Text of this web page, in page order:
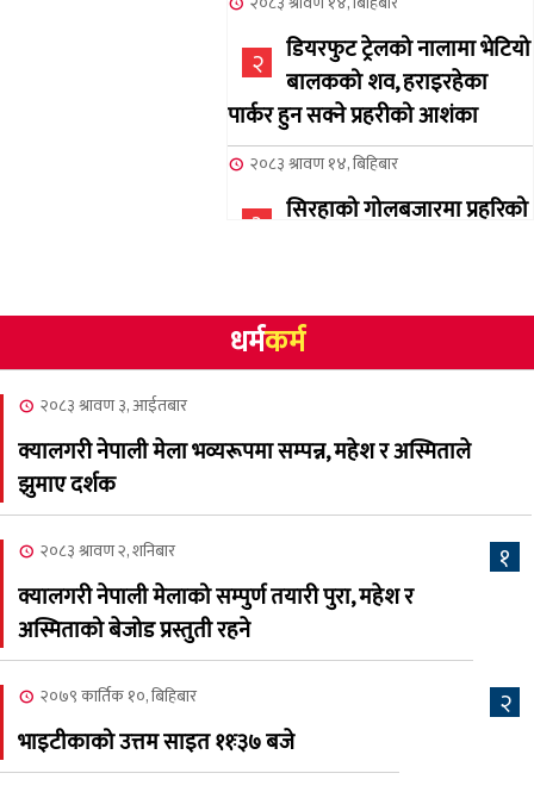
२
डियरफुट ट्रेलको नालामा भेटियो
बालकको शव, हराइरहेका
पार्कर हुन सक्ने प्रहरीको आशंका
२०८३ श्रावण १४, बिहिबार
३
सिरहाको गोलबजारमा प्रहरिको
४
NCSC को अध्यक्षमा घनेन्द्र
न्यौपाने बिजयी
नेप्लिज सोसाइटि अफ
२०८३ श्रावण ६, बुधबार
कामना खबर पत्रिका
७ क्यालगरी नेपाली मेला
धर्मकर्म
२०८३ श्रावण ३, आईतबार
क्यालगरी नेपाली मेला भव्यरूपमा सम्पन्न, महेश र अस्मिताले
झुमाए दर्शक
१
२०८३ श्रावण २, शनिबार
क्यालगरी नेपाली मेलाको सम्पुर्ण तयारी पुरा, महेश र
अस्मिताको बेजोड प्रस्तुती रहने
२
२०७९ कार्तिक १०, बिहिबार
भाइटीकाको उत्तम साइत ११ः३७ बजे